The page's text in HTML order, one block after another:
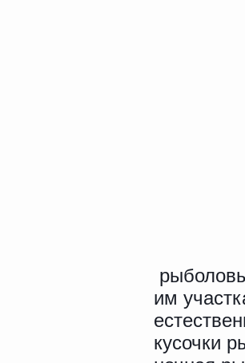
им
кусочки